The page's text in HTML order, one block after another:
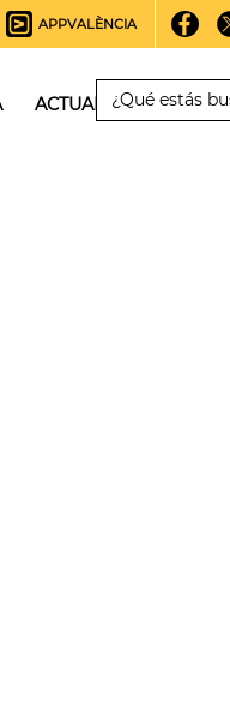
APPVALÈNCIA
ACTUALIDAD